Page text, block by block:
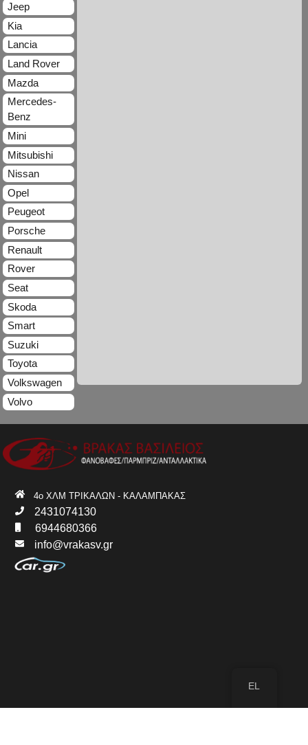
Jeep
Kia
Lancia
Land Rover
Mazda
Mercedes-
Benz
Mini
Mitsubishi
Nissan
Opel
Peugeot
Porsche
Renault
Rover
Seat
Skoda
Smart
Suzuki
Toyota
Volkswagen
Volvo
4ο ΧΛΜ ΤΡΙΚΑΛΩΝ - ΚΑΛΑΜΠΑΚΑΣ
2431074130
6944680366
info@vrakasv.gr
EL